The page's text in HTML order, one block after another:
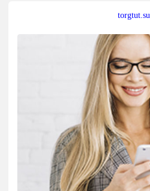
torgtut.su